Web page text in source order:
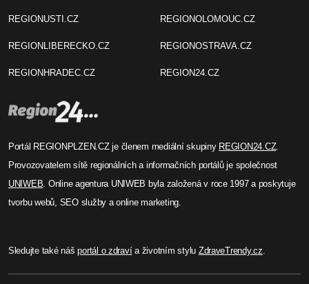
REGIONUSTI.CZ
REGIONLIBERECKO.CZ
REGIONHRADEC.CZ
REGIONOLOMOUC.CZ
REGIONOSTRAVA.CZ
REGION24.CZ
Portál REGIONPLZEN.CZ je členem mediální skupiny REGION24.CZ.
Provozovatelem sítě regionálních a informačních portálů je společnost
UNIWEB. Online agentura UNIWEB byla založená v roce 1997 a poskytuje
tvorbu webů, SEO služby a online marketing.
Sledujte také nášportál o zdravía životním stylu ZdraveTrendy.cz.